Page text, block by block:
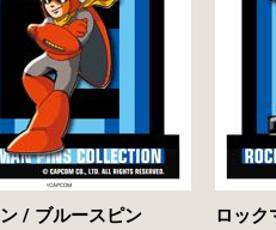
/ ブルースピン
ロッ